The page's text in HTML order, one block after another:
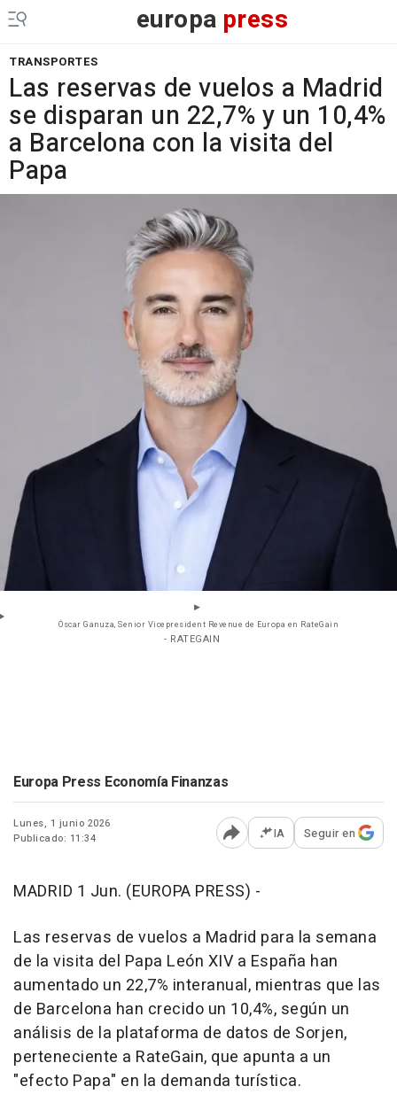
europa press
TRANSPORTES
Las reservas de vuelos a Madrid
se disparan un 22,7% y un 10,4%
a Barcelona con la visita del
Papa
Óscar Ganuza, Senior Vicepresident Revenue de Europa en RateGain
- RATEGAIN
Europa Press Economía Finanzas
Lunes, 1 junio 2026
Publicado: 11:34
Abrir opciones para
IA Seguir en
MADRID 1 Jun. (EUROPA PRESS) -
Las reservas de vuelos a Madrid para la semana
de la visita del Papa León XIV a España han
aumentado un 22,7% interanual, mientras que las
de Barcelona han crecido un 10,4%, según un
análisis de la plataforma de datos de Sorjen,
perteneciente a RateGain, que apunta a un
"efecto Papa" en la demanda turística.